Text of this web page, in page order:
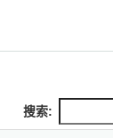
搜索: